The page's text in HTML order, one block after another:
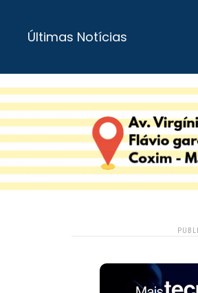
Últimas Notícias